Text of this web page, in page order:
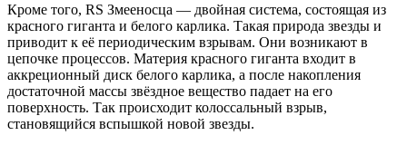
Кроме того, RS Змееносца — двойная система, состоящая из
красного гиганта и белого карлика. Такая природа звезды и
приводит к её периодическим взрывам. Они возникают в
цепочке процессов. Материя красного гиганта входит в
аккреционный диск белого карлика, а после накопления
достаточной массы звёздное вещество падает на его
поверхность. Так происходит колоссальный взрыв,
становящийся вспышкой новой звезды.